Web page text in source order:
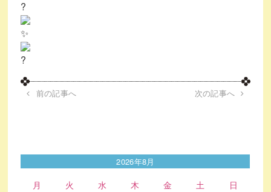
前の記事へ 次の記事へ
2026年8月
月 火 水 木 金 土
日